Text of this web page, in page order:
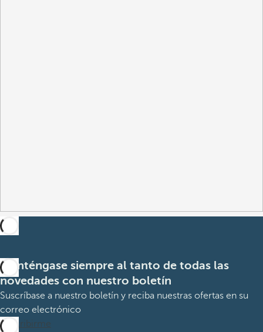
Manténgase siempre al tanto de todas las
novedades con nuestro boletín
Suscríbase a nuestro boletín y reciba nuestras ofertas en su
correo electrónico
Suscribirme